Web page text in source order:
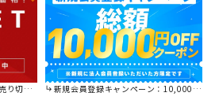
価格！ 新規会員登録キャンペーン：10,000円OFFクーポン進呈中！